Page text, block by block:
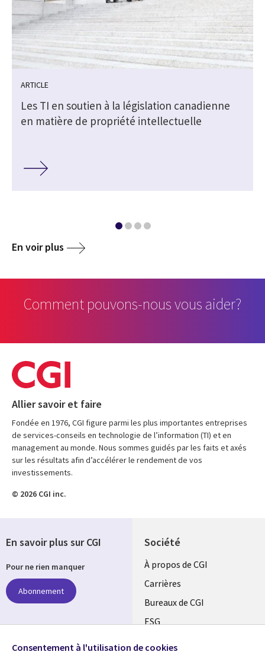
ARTICLE
Les TI en soutien à la législation canadienne
en matière de propriété intellectuelle
En voir plus
Comment pouvons-nous vous aider?
Allier savoir et faire
Fondée en 1976, CGI figure parmi les plus importantes entreprises
de services-conseils en technologie de l’information (TI) et en
management au monde. Nous sommes guidés par les faits et axés
sur les résultats afin d’accélérer le rendement de vos
investissements.
© 2026 CGI inc.
Société
Useful
links
CANADA
FR
À propos de CGI
Carrières
Bureaux de CGI
ESG
En savoir plus sur CGI
Pour ne rien manquer
Abonnement
Suivez-nous
Consentement à l'utilisation de cookies